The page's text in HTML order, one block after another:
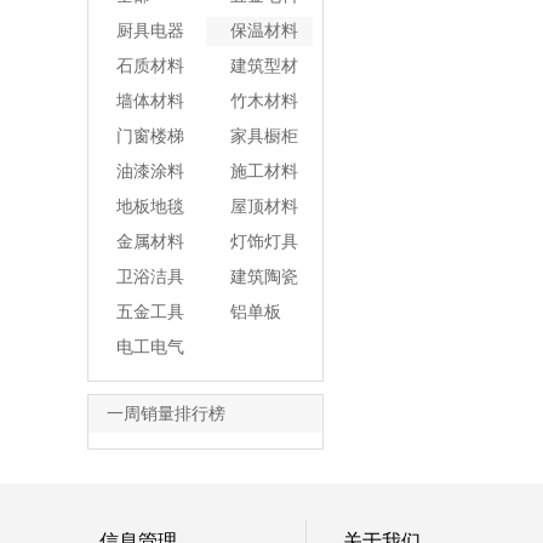
厨具电器
保温材料
石质材料
建筑型材
墙体材料
竹木材料
门窗楼梯
家具橱柜
油漆涂料
施工材料
地板地毯
屋顶材料
金属材料
灯饰灯具
卫浴洁具
建筑陶瓷
五金工具
铝单板
电工电气
一周销量排行榜